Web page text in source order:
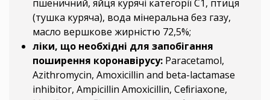
пшеничний, яйця курячі категорії С1, птиця
(тушка куряча), вода мінеральна без газу,
масло вершкове жирністю 72,5%;
ліки, що необхідні для запобігання
поширення коронавірусу: Paracetamol,
Azithromycin, Amoxicillin and beta-lactamase
inhibitor, Ampicillin Amoxicillin, Ceﬁriaxone,